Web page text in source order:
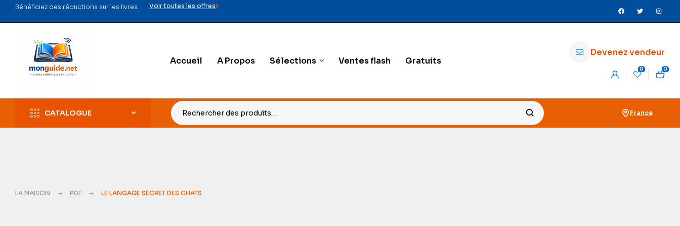
Bénéficiez des réductions sur les livres. Voir toutes les offres
Accueil A Propos Sélections Ventes flash Gratuits
Devenez vendeur
0 0
CATALOGUE France
LA MAISON PDF LE LANGAGE SECRET DES CHATS